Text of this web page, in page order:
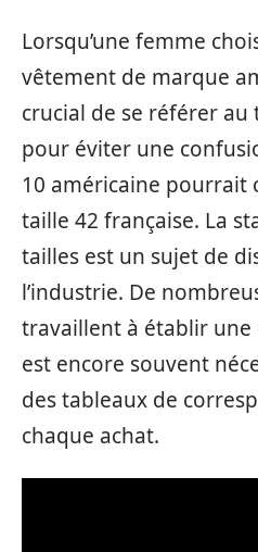
Lorsqu’une femme
vêtement de marque
crucial de se référer au
pour éviter une
10 américaine pourrait
taille 42 française. La
tailles est un sujet de
l’industrie. De
travaillent à établir
est encore souvent
des tableaux de
chaque achat.